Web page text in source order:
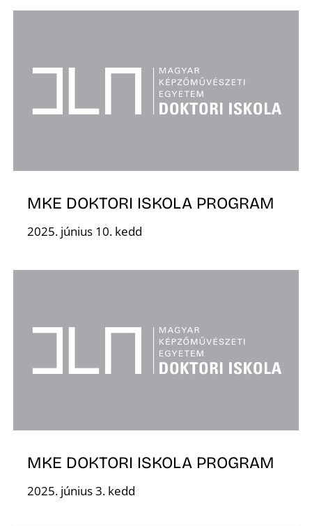
MKE DOKTORI ISKOLA PROGRAM
2025. június 10. kedd
MKE DOKTORI ISKOLA PROGRAM
2025. június 3. kedd